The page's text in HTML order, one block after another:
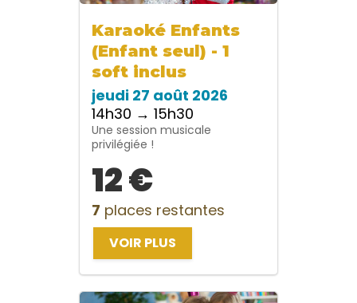
Karaoké Enfants
(Enfant seul) - 1
soft inclus
jeudi 27 août 2026
14h30 → 15h30
Une session musicale
privilégiée !
12 €
7 places restantes
VOIR PLUS